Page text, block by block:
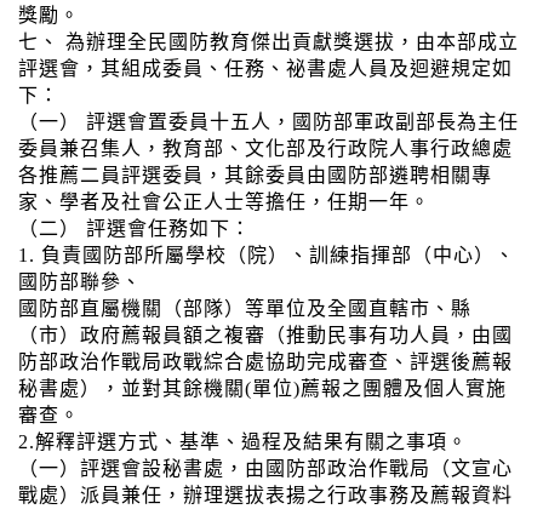
獎勵。
七、 為辦理全民國防教育傑出貢獻獎選拔，由本部成立
評選會，其組成委員、任務、祕書處人員及迴避規定如
下：
（一） 評選會置委員十五人，國防部軍政副部長為主任
委員兼召集人，教育部、文化部及行政院人事行政總處
各推薦二員評選委員，其餘委員由國防部遴聘相關專
家、學者及社會公正人士等擔任，任期一年。
（二） 評選會任務如下：
1. 負責國防部所屬學校（院）、訓練指揮部（中心）、
國防部聯參、
國防部直屬機關（部隊）等單位及全國直轄市、縣
（市）政府薦報員額之複審（推動民事有功人員，由國
防部政治作戰局政戰綜合處協助完成審查、評選後薦報
秘書處），並對其餘機關(單位)薦報之團體及個人實施
審查。
2.解釋評選方式、基準、過程及結果有關之事項。
（一）評選會設秘書處，由國防部政治作戰局（文宣心
戰處）派員兼任，辦理選拔表揚之行政事務及薦報資料